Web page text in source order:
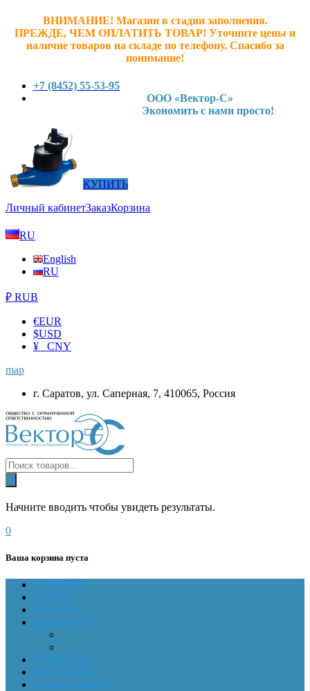
ВНИМАНИЕ! Магазин в стадии заполнения.
ПРЕЖДЕ, ЧЕМ ОПЛАТИТЬ ТОВАР! Уточните цены и
наличие товаров на складе по телефону. Спасибо за
понимание!
+7 (8452) 55-53-95
ООО «Вектор-С»
Экономить с нами просто!
КУПИТЬ
Личный кабинетЗаказКорзина
RU
English
RU
₽ RUB
€EUR
$USD
¥ CNY
map
г. Саратов, ул. Саперная, 7, 410065, Россия
Начните вводить чтобы увидеть результаты.
0
Ваша корзина пуста
ГЛАВНАЯ
О НАС
Магазин
Документы
НОВОСТИ
КОНТАКТЫ
Личный кабинет